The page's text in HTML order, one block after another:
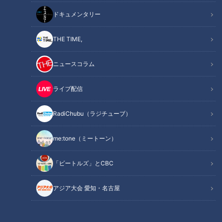
ドキュメンタリー
THE TIME,
ニュースコラム
ライブ配信
RadiChubu（ラジチューブ）
me:tone（ミートーン）
「ビートルズ」とCBC
アジア大会 愛知・名古屋
日本国内は大騒ぎ、徳川幕府はやがて日米和親条約を結んで国
を開いた。次々と西洋からの人々が日本にやって来るようにな
った中、そこに大きな障害が持ち上がった。当時は今のような
ホテルなどはなく、西洋人たちは旅籠（はたご）や寺などに宿
泊したのだが、当然のように西洋人たちは靴を脱がずに、土足
のまま部屋に上がった。靴によって部屋は汚れるは、畳は傷つ
くは、文化と習慣の違いはいかんともしがたく、外交問題にま
で発展しかねない事態。「開国」に暗雲が立ち込めた。
そこに登場したのが、明治になって「東京」と改名された江戸
の町で仕立て屋を営んでいた徳野利三郎さん。「何とかならな
いか」と相談を受けて、作ったものが「靴の上から履くことが
できる履物」だった。1868年、明治元年のことである。この
いわゆるオーバーシューズが「スリッパ」だったと伝えられて
いる。このスリッパ第1号、今は保存されていないが、イグサ